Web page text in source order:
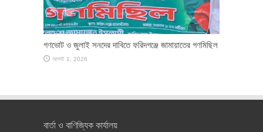
গণভোট ও জুলাই সনদের দাবিতে ফরিদগঞ্জে জামায়াতের গণমিছিল
আগস্ট 1, 2026
বার্তা ও বাণিজ্যিক কার্যালয়